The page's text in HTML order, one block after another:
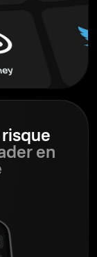
risque
en